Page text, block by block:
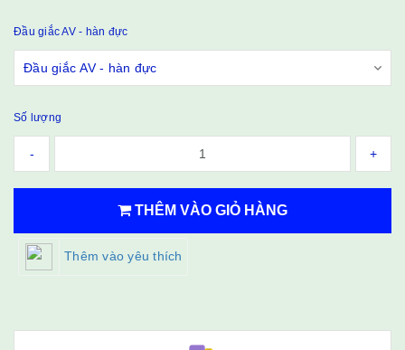
Đầu giắc AV - hàn đực
Số lượng
- +
THÊM VÀO GIỎ HÀNG
Thêm vào yêu thích